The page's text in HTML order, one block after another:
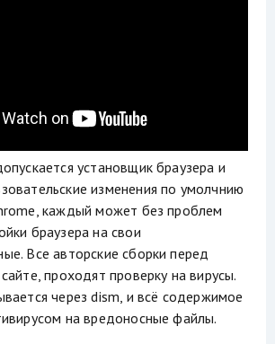
установщик браузера и
изменения по умолчнию
каждый может без проблем
браузера на свои
Все авторские сборки перед
проходят проверку на вирусы.
через dism, и всё содержимое
на вредоносные файлы.